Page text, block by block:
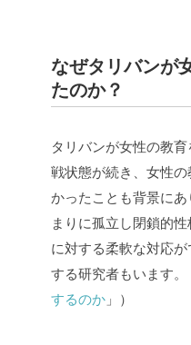
なぜタリバンが
たのか？
タリバンが女性の教
戦状態が続き、女性
かったことも背景に
まりに孤立し閉鎖的
に対する柔軟な対応
する研究者もいます。
するのか 」）